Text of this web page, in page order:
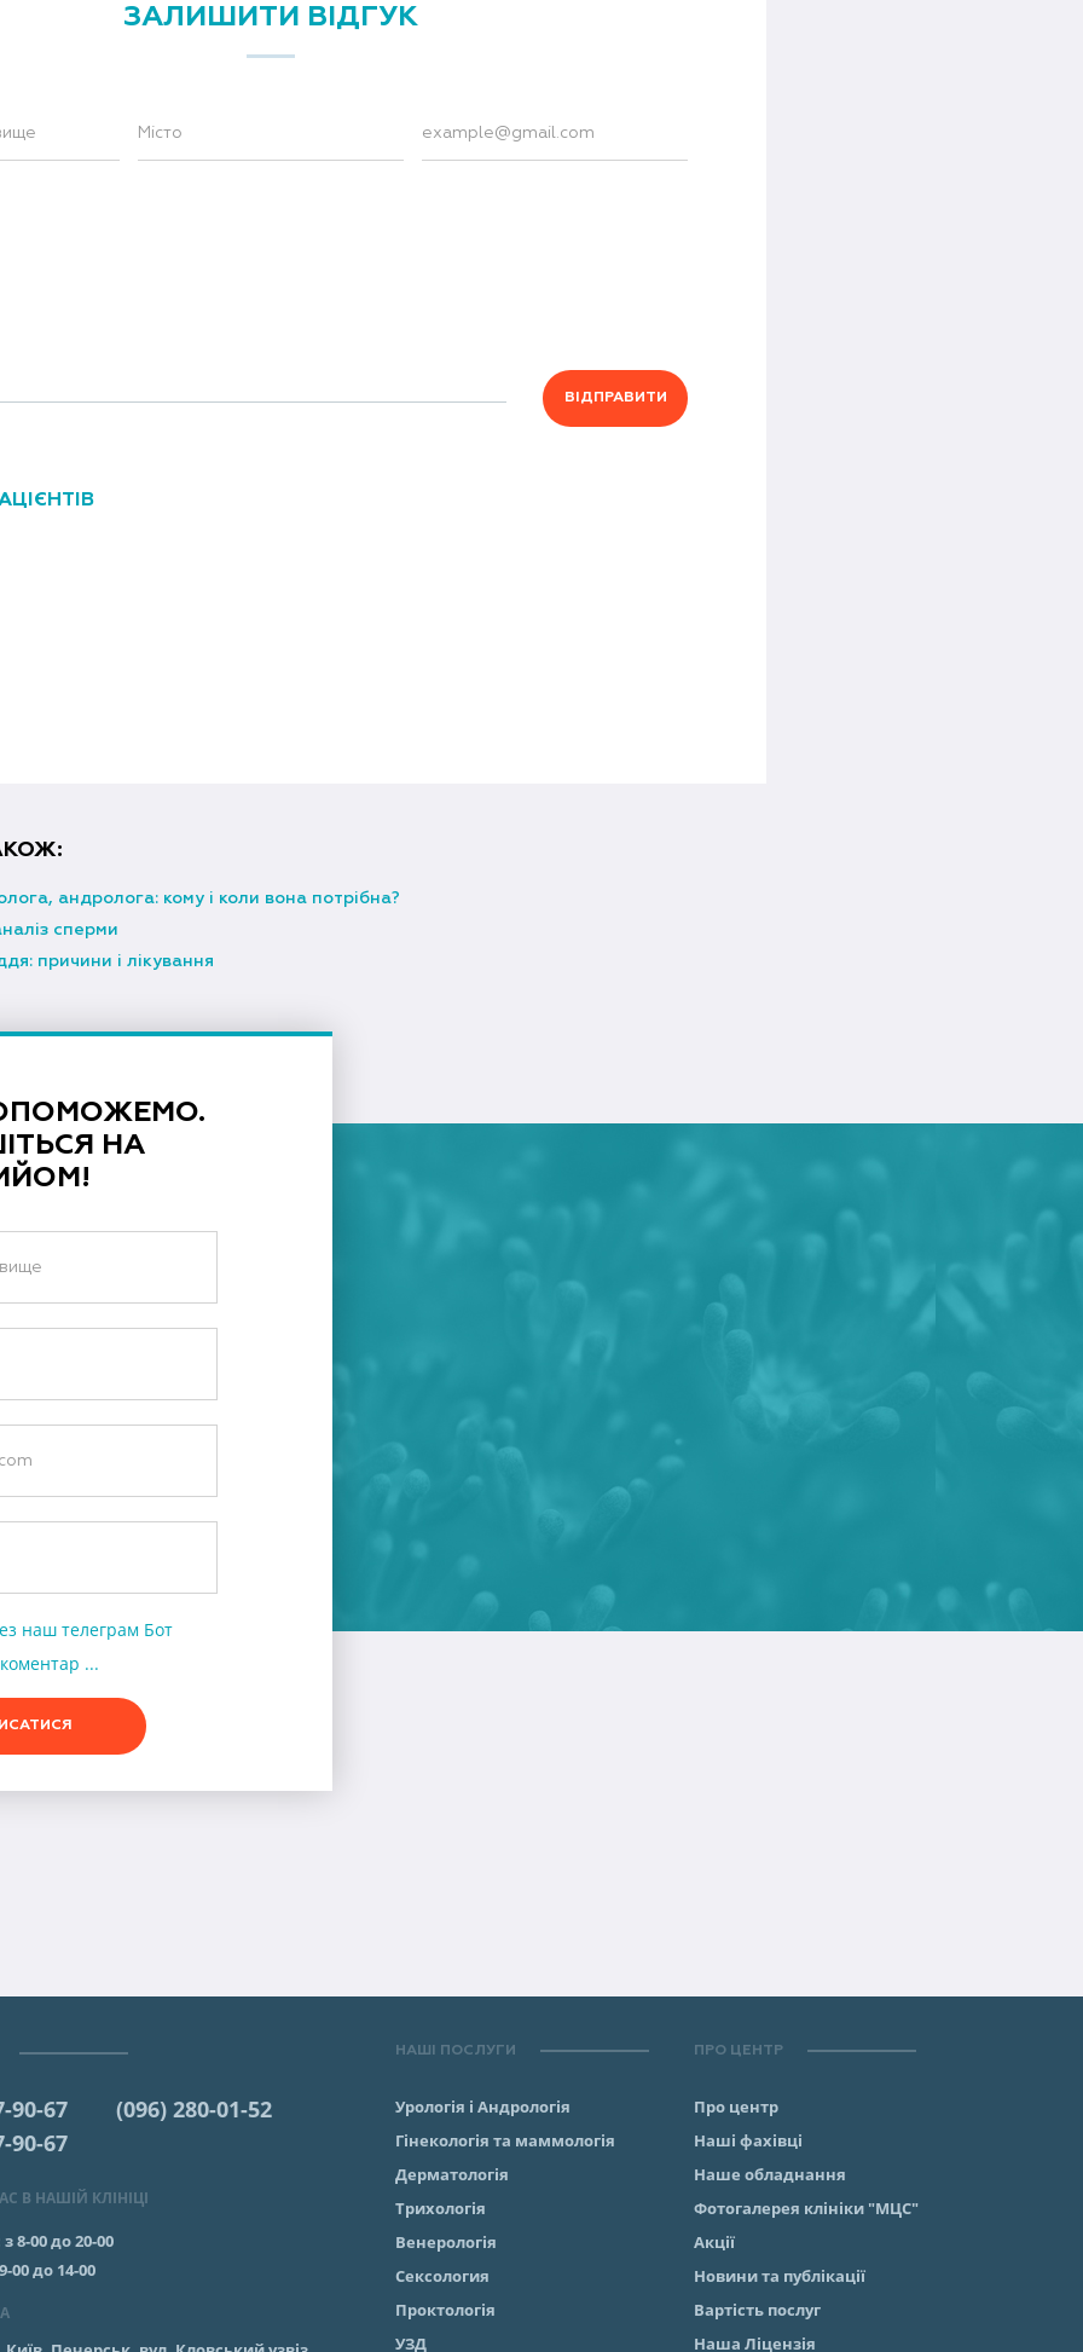
ЗАЛИШИТИ ВІДГУК
ВІДПРАВИТИ
андролога: кому і коли вона потрібна?
сперми
причини і лікування
НА
наш телеграм Бот
...
90-67
(096) 280-01-52
90-67
В НАШІЙ КЛІНІЦІ
з 8-00 до 20-00
00 до 14-00
НАШІ ПОСЛУГИ
Урологія і Андрологія
Гінекологія та маммологiя
Дерматологія
Трихологія
Венерологія
Сексология
Проктологія
УЗД
ПРО ЦЕНТР
Про центр
Наші фахівці
Наше обладнання
Фотогалерея клініки "МЦС"
Акції
Новини та публікації
Вартість послуг
Наша Ліцензія